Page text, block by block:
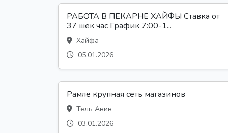
РАБОТА В ПЕКАРНЕ ХАЙФЫ Ставка от
37 шек час График 7:00-1...
Хайфа
05.01.2026
Рамле крупная сеть магазинов
Тель Авив
03.01.2026